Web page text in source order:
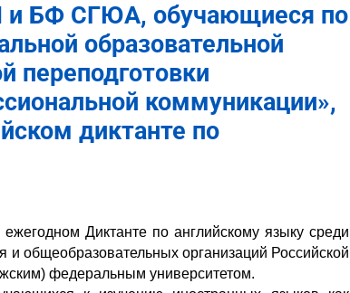
БФ СГЮА, обучающиеся по
образовательной
переподготовки
коммуникации»,
диктанте по
Диктанте по английскому языку среди
общеобразовательных организаций Российской
федеральным университетом.